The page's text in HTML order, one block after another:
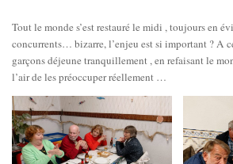
Tout le monde s’est restauré le midi , toujours en
concurrents… bizarre, l’enjeu est si important ? A
garçons déjeune tranquillement , en refaisant le
l’air de les préoccuper réellement …